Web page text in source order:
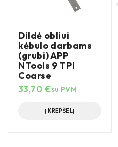
Dildė obliui
kėbulo darbams
(grubi) APP
NTools 9 TPI
Coarse
33,70€su PVM
Į KREPŠELĮ